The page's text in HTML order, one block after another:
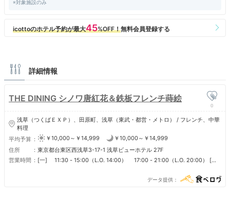
※対象施設のみ
詳細情報
THE DINING シノワ唐紅花＆鉄板フレンチ蒔絵
0
浅草（つくばＥＸＰ）、田原町、浅草（東武・都営・メトロ） / フレンチ、中華
料理
平均予算
￥10,000～￥14,999
￥10,000～￥14,999
住所
東京都台東区西浅草3-17-1 浅草ビューホテル 27F
営業時間
[一] 11:30 - 15:00（L.O. 14:00） 17:00 - 21:00（L.O. 20:00） [二]
11:30 - 15:00（L.O. 14:00） 17:00 - 21:00（L.O. 20:00） [四]
11:30 - 15:00（L.O. 14:00） 17:00 - 21:00（L.O. 20:00） [五]
データ提供